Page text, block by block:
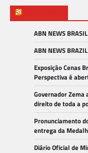
ABN NEWS BRASIL
ABN NEWS
Exposição Cenas
Perspectiva é
Governador Zema
direito de toda a
Pronunciamento
entrega da
Diário Oficial de